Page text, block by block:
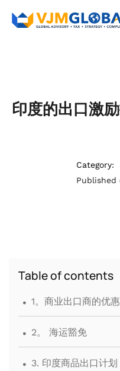
印度的出口激
Category:
Published
Table of contents
. 1。商业出口商的优
. 2。 海运豁免
. 3. 印度商品出口计划